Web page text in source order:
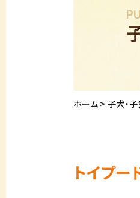
ホーム 子犬・
トイプー